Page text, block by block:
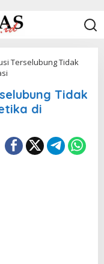
Terselubung Tidak
Tidak
di